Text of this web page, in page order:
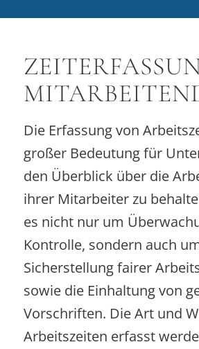
Die Erfassung von
großer Bedeutung für
den Überblick über die
ihrer Mitarbeiter zu
es nicht nur um
Kontrolle, sondern auch
Sicherstellung fairer
sowie die Einhaltung von
Vorschriften. Die Art und
Arbeitszeiten erfasst